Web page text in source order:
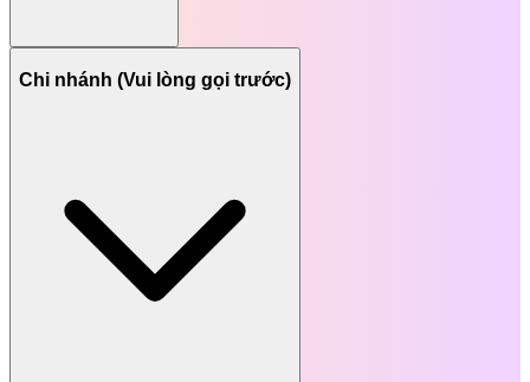
Chi nhánh (Vui lòng gọi trước)